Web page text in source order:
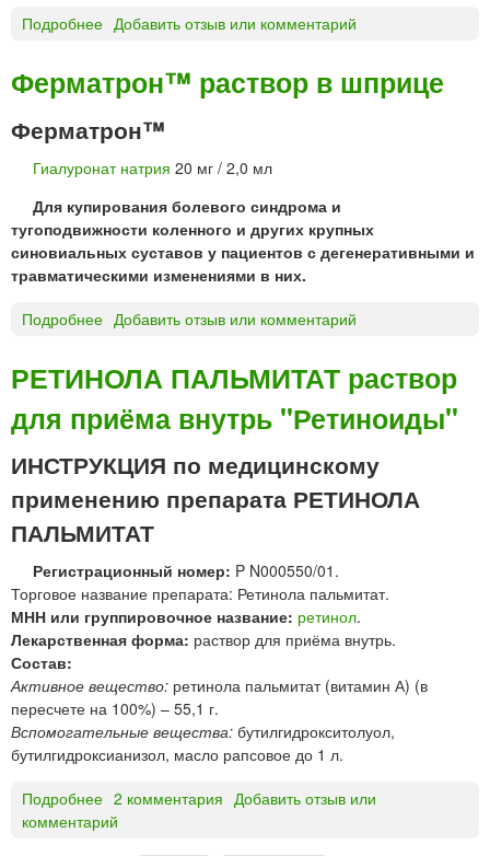
э
д
И
н
а
с
т
р
т
»
е
а
т
л
ь
н
ы
Подробнее
т
и
я
и
а
л
у
а
т
Добавить отзыв или комментарий
Ферматрон™ раствор в шприце
Ферматрон™
Гиалуронат натрия 20 мг / 2,0 мл
Для купирования болевого синдрома и
тугоподвижности коленного и других крупных
синовиальных суставов у пациентов с дегенеративными и
травматическими изменениями в них.
Подробнее
р
м
а
т
р
о
н
™
р
а
с
т
о
р
в
ш
и
Добавить отзыв или комментарий
РЕТИНОЛА ПАЛЬМИТАТ раствор
для приёма внутрь "Ретиноиды"
ИНСТРУКЦИЯ по медицинскому
применению препарата РЕТИНОЛА
ПАЛЬМИТАТ
Регистрационный номер: P N000550/01.
Торговое название препарата: Ретинола пальмитат.
МНН или группировочное название: ретинол.
Лекарственная форма: раствор для приёма внутрь.
Состав:
Активное вещество: ретинола пальмитат (витамин А) (в
пересчете на 100%) – 55,1 г.
Вспомогательные вещества: бутилгидрокситолуол,
бутилгидроксианизол, масло рапсовое до 1 л.
Подробнее
Р
2 комментария Добавить отзыв или
комментарий